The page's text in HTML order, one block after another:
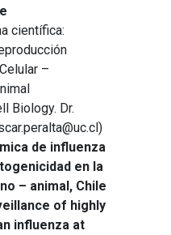
científica:
–
Biology. Dr.
de influenza
en la
– animal, Chile
of highly
influenza at